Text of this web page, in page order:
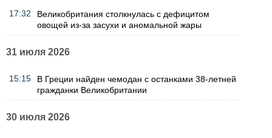
17:32
Великобритания столкнулась с дефицитом
овощей из-за засухи и аномальной жары
31 июля 2026
15:15
В Греции найден чемодан с останками 38-летней
гражданки Великобритании
30 июля 2026